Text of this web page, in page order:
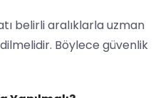
belirli aralıklarla uzman
Böylece güvenlik